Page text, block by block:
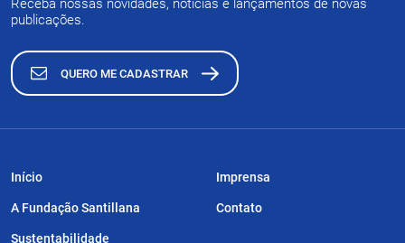
Receba nossas novidades, notícias e lançamentos de novas
publicações.
QUERO ME CADASTRAR
Início
A Fundação Santillana
Sustentabilidade
Imprensa
Contato